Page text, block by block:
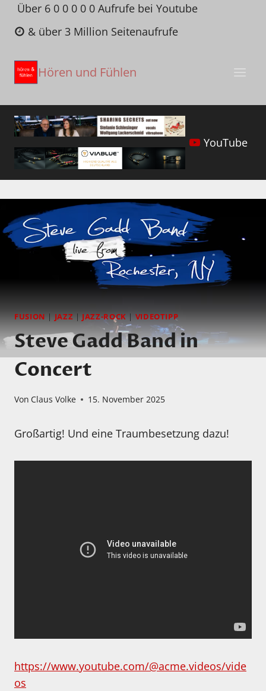
Zum
Inhalt
springen
Über 6 0 0 0 0 0 Aufrufe bei Youtube
& über 3 Million Seitenaufrufe
Hören und Fühlen
YouTube
FUSION | JAZZ |JAZZ-ROCK | VIDEOTIPP
Steve Gadd Band in
Concert
Von Claus Volke 15. November 2025
Großartig! Und eine Traumbesetzung dazu!
https://www.youtube.com/@acme.videos/vide
os